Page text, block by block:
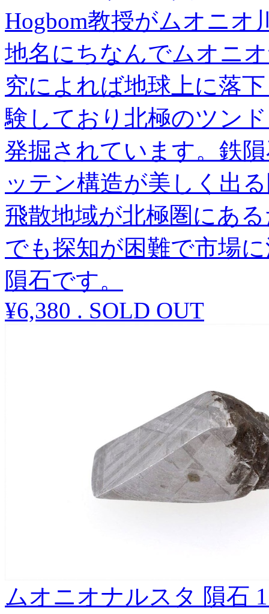
Hogbom教授がムオニオ
地名にちなんでムオニ
究によれば地球上に落
験しており北極のツン
発掘されています。鉄
ッテン構造が美しく出
飛散地域が北極圏にあ
でも探知が困難で市場
隕石です。
¥6,380 . SOLD OUT
ムオニオナルスタ 隕石